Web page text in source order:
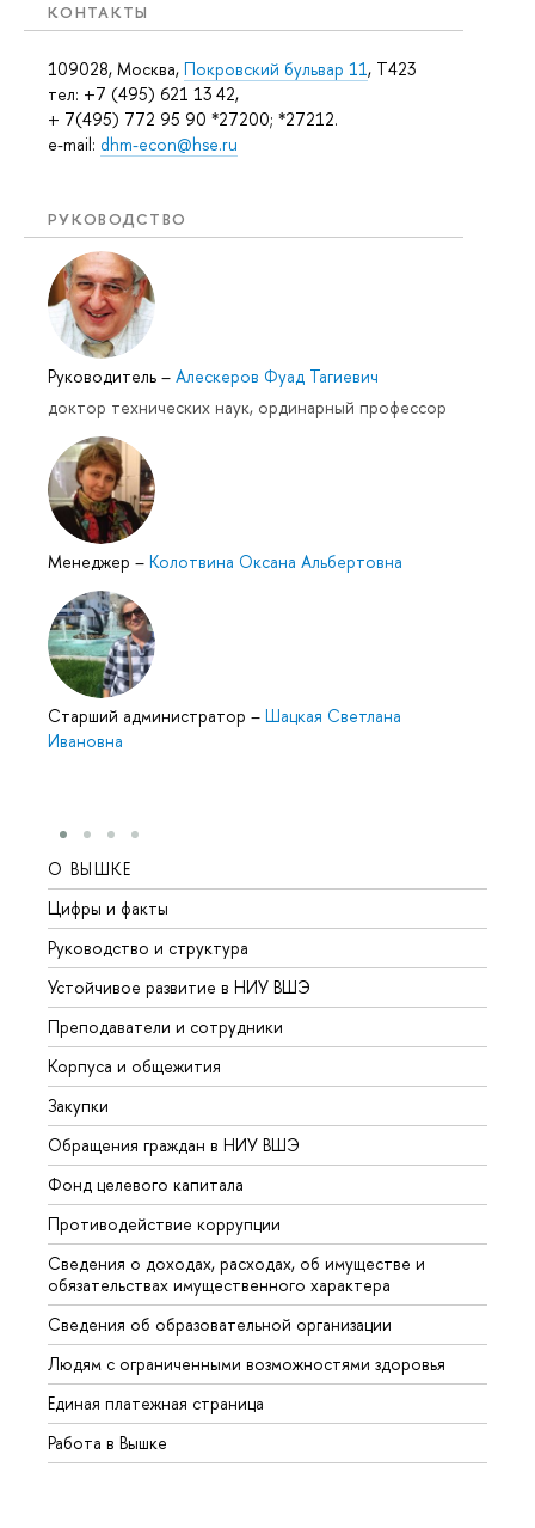
КОНТАКТЫ
109028, Москва, Покровский бульвар 11, T423
тел: +7 (495) 621 13 42,
+ 7(495) 772 95 90 *27200; *27212.
e-mail: dhm-econ@hse.ru
РУКОВОДСТВО
Руководитель – Алескеров Фуад Тагиевич
доктор технических наук, ординарный профессор
Менеджер – Колотвина Оксана Альбертовна
Cтарший администратор – Шацкая Светлана
Ивановна
О ВЫШКЕ
Цифры и факты
Руководство и структура
Устойчивое развитие в НИУ ВШЭ
Преподаватели и сотрудники
Корпуса и общежития
Закупки
Обращения граждан в НИУ ВШЭ
Фонд целевого капитала
Противодействие коррупции
Сведения о доходах, расходах, об имуществе и
обязательствах имущественного характера
Сведения об образовательной организации
Людям с ограниченными возможностями здоровья
Единая платежная страница
Работа в Вышке